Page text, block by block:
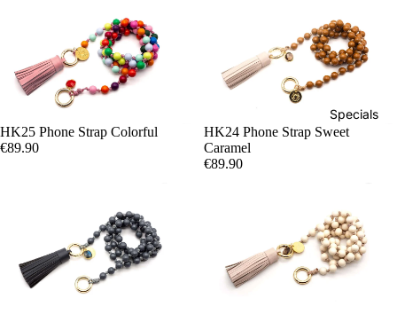
Singles
Specials
Pomponetti
HK25 Phone Strap Colorful
€89.90
HK24 Phone Strap Sweet
Caramel
€89.90